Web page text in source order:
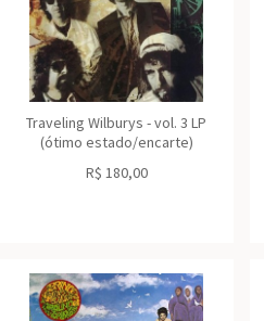
Traveling Wilburys - vol. 3 LP
(ótimo estado/encarte)
R$ 180,00